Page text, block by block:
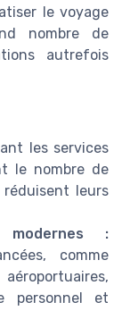
le voyage
nombre de
autrefois
les services
le nombre de
réduisent leurs
modernes :
comme
personnel et